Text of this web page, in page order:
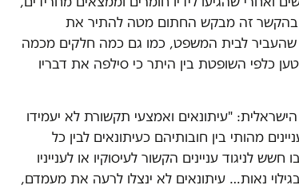
זה מבקש החתום מטה להתיר את
לבית המשפט, כמו גם כמה חלקים מכמה
כלפי השופטת בין היתר כי סילפה את דבריו
"עיתונאים ואמצעי תקשורת לא יעמידו
מהותי בין חובותיהם כעיתונאים לבין כל
לניגוד עניינים הקשור לעיסוקיו או לענייניו
נאות… עיתונאים לא ינצלו לרעה את מעמדם,